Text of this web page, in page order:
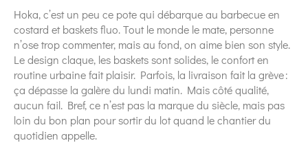
Hoka, c’est un peu ce pote qui débarque au barbecue en
costard et baskets fluo. Tout le monde le mate, personne
n’ose trop commenter, mais au fond, on aime bien son style.
Le design claque, les baskets sont solides, le confort en
routine urbaine fait plaisir. Parfois, la livraison fait la grève :
ça dépasse la galère du lundi matin. Mais côté qualité,
aucun fail. Bref, ce n’est pas la marque du siècle, mais pas
loin du bon plan pour sortir du lot quand le chantier du
quotidien appelle.